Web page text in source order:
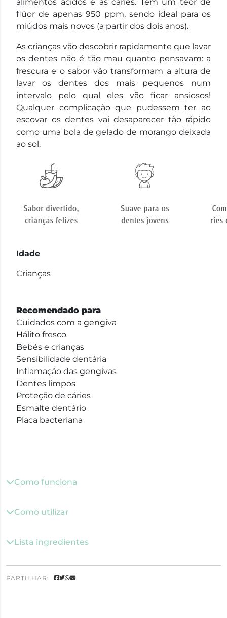
flúor de apenas 950 ppm, sendo ideal para os
miúdos mais novos (a partir dos dois anos).
As crianças vão descobrir rapidamente que lavar
os dentes não é tão mau quanto pensavam: a
frescura e o sabor vão transformam a altura de
lavar os dentes dos mais pequenos num
intervalo pelo qual eles vão ficar ansiosos!
Qualquer complicação que pudessem ter ao
escovar os dentes vai desaparecer tão rápido
como uma bola de gelado de morango deixada
ao sol.
Idade
Crianças
Recomendado para
Cuidados com a gengiva
Hálito fresco
Bebés e crianças
Sensibilidade dentária
Inflamação das gengivas
Dentes limpos
Proteção de cáries
Esmalte dentário
Placa bacteriana
Como funciona
Como utilizar
Lista ingredientes
PARTILHAR: